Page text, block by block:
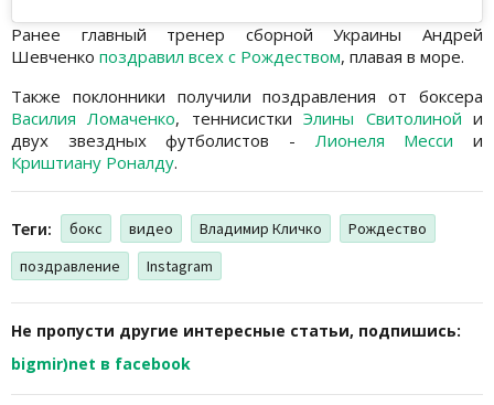
Ранее главный тренер сборной Украины Андрей
Шевченко поздравил всех с Рождеством, плавая в море.
Также поклонники получили поздравления от боксера
Василия Ломаченко, теннисисткиЭлины Свитолиной и
двух звездных футболистов - Лионеля Месси и
Криштиану Роналду.
Теги: бокс видео Владимир Кличко
Рождество
поздравление
Instagram
Не пропусти другие интересные статьи, подпишись:
bigmir)net в facebook